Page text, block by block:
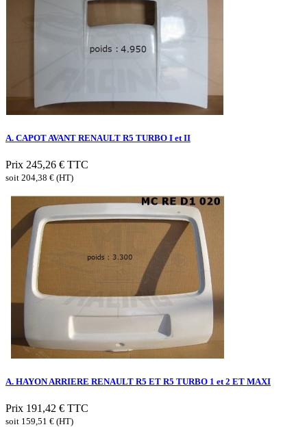
A. CAPOT AVANT RENAULT R5 TURBO I et II
Prix 245,26 € TTC
soit 204,38 € (HT)
A. HAYON ARRIERE RENAULT R5 ET R5 TURBO 1 et 2 ET MAXI
Prix 191,42 € TTC
soit 159,51 € (HT)